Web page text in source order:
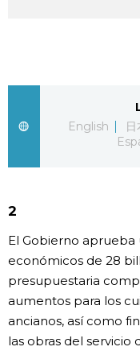
Vídeos e imágenes
Más
Noticias
Datos de Japón
English
日
2
El Gobierno
económicos de 28
presupuestaria
aumentos para los
ancianos, así como
las obras del